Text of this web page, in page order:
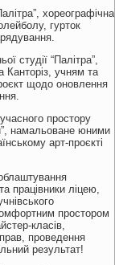
хореографічна
гурток
студії “Палітра”,
Канторіз, учням та
щодо оновлення
простору
намальоване юними
арт-проєкті
працівники ліцею,
простором
класів,
проведення
результат!